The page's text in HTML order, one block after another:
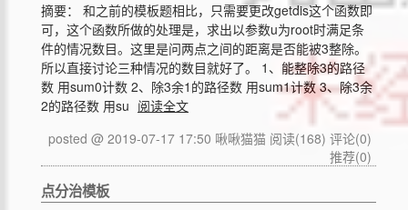
摘要： 和之前的模板题相比，只需要更改getdis这个函数即
可，这个函数所做的处理是，求出以参数u为root时满足条
件的情况数目。这里是问两点之间的距离是否能被3整除。
所以直接讨论三种情况的数目就好了。 1、能整除3的路径
数 用sum0计数 2、除3余1的路径数 用sum1计数 3、除3余
2的路径数 用su 阅读全文
posted @ 2019-07-17 17:50 啾啾猫猫 阅读(168) 评论(0)
推荐(0)
点分治模板